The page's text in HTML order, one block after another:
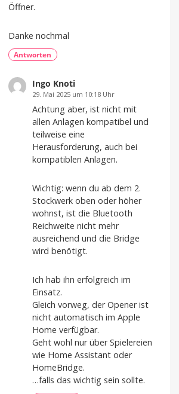
Öffner.
Danke nochmal
Antworten
Ingo Knoti
29. Mai 2025 um 10:18 Uhr
Achtung aber, ist nicht mit
allen Anlagen kompatibel und
teilweise eine
Herausforderung, auch bei
kompatiblen Anlagen.
Wichtig: wenn du ab dem 2.
Stockwerk oben oder höher
wohnst, ist die Bluetooth
Reichweite nicht mehr
ausreichend und die Bridge
wird benötigt.
Ich hab ihn erfolgreich im
Einsatz.
Gleich vorweg, der Opener ist
nicht automatisch im Apple
Home verfügbar.
Geht wohl nur über Spielereien
wie Home Assistant oder
HomeBridge.
…falls das wichtig sein sollte.